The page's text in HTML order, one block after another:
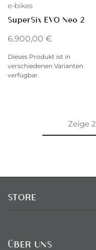
e-bikes
SuperSix EVO Neo 2
6.900,00 €
Dieses Produkt ist in
verschiedenen Varianten
verfügbar.
Zeige2
STORE
ÜBER UNS